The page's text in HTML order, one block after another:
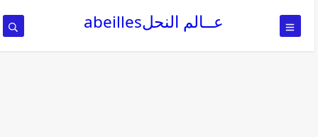
عــالم النحلabeilles